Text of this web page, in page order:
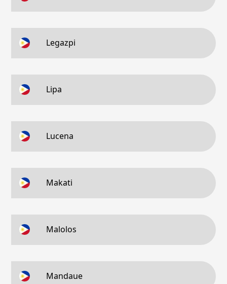
Legazpi
Lipa
Lucena
Makati
Malolos
Mandaue